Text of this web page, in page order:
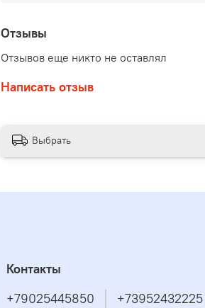
Отзывы
Отзывов еще никто не оставлял
Написать отзыв
Выбрать
Контакты
+79025445850
+73952432225